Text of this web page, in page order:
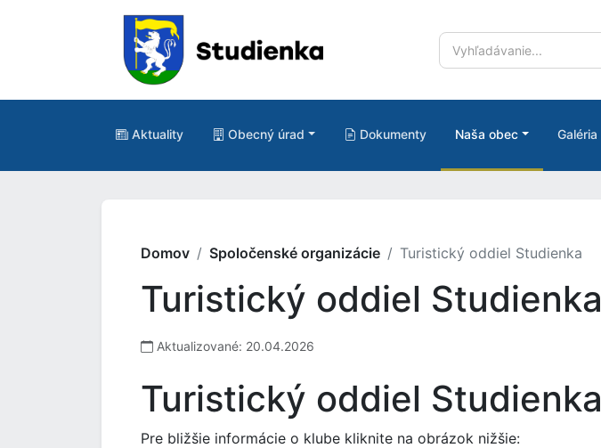
Aktuality Obecný úrad Dokumenty Naša obec Galéria
Domov Spoločenské organizácie Turistický oddiel Studienka
Turistický oddiel Studienka
Aktualizované: 20.04.2026
Turistický oddiel Studienka
Pre bližšie informácie o klube kliknite na obrázok nižšie: